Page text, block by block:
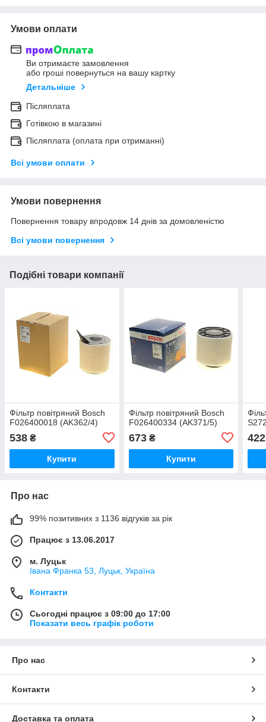
Умови оплати
Ви отримаєте замовлення
або гроші повернуться на вашу картку
Детальніше
Післяплата
Готівкою в магазині
Післяплата (оплата при отриманні)
Всі умови оплати
Умови повернення
Повернення товару впродовж 14 днів за домовленістю
Всі умови повернення
Подібні товари компанії
Фільтр повітряний Bosch
F026400018 (AK362/4)
538 ₴
Купити
Фільтр повітряний Bosch
F026400334 (AK371/5)
673₴
Купити
422
Про нас
99% позитивних з 1136 відгуків за рік
Працює з 13.06.2017
м. Луцьк
Івана Франка 53, Луцьк, Україна
Контакти
Сьогодні працює з 09:00 до 17:00
Показати весь графік роботи
Про нас
Контакти
Доставка та оплата